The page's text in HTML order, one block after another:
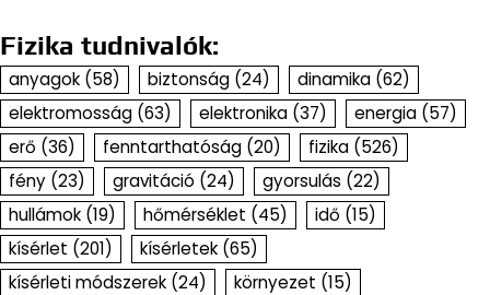
Fizika tudnivalók:
anyagok (58) biztonság (24) dinamika (62)
elektromosság (63) elektronika (37) energia (57)
erő (36) fenntarthatóság (20) fizika (526)
fény (23) gravitáció (24) gyorsulás (22)
hullámok (19) hőmérséklet (45) idő (15)
kísérlet (201) kísérletek (65)
kísérleti módszerek (24) környezet (15)